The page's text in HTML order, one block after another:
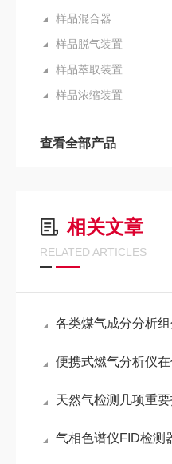
样品混合器
样品脱气装置
样品萃取装置
样品浓缩装置
查看全部产品
相关文章
RELATED ARTICLES
各类煤气成分分析
便携式燃气分析仪在使用
天然气检测几项重
气相色谱仪FID检测